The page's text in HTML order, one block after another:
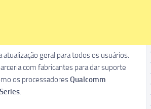
atualização geral para todos os usuários.
com fabricantes para dar suporte
os processadoresQualcomm
.